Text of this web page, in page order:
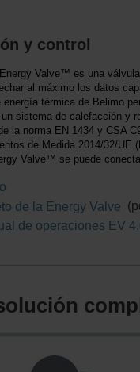
y control
Valve™ es una
al máximo los datos
energía térmica de Belimo
sistema de calefacción y
la norma EN 1434 y CSA
de Medida 2014/32/UE
Valve™ se puede
de la Energy Valve
de operaciones EV